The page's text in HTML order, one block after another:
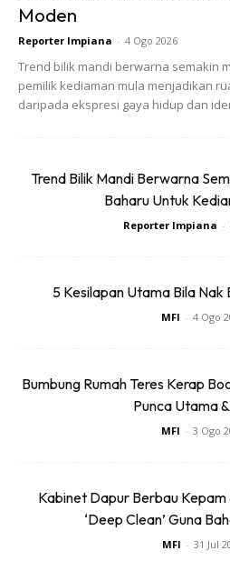
Boleh gunakan cara ini untuk halia
untuk
Rahsia dari IMPIANA,
KLIK DI
Dapatkan tip dekorasi,
Free jer!
Dengan ini saya bersetuju dengan
Moden
Reporter Impiana - 4 Ogo 2026
Trend bilik mandi berwarna semakin
pemilik kediaman mula menjadikan
daripada ekspresi gaya hidup dan
Trend Bilik Mandi Berwarna
Baharu Untuk
Reporter Impiana -
5 Kesilapan Utama Bila Nak
MFI - 4 Ogo
Bumbung Rumah Teres Kerap
Punca Utama
MFI - 3 Ogo
Kabinet Dapur Berbau
‘Deep Clean’ Guna
MFI - 31 Jul